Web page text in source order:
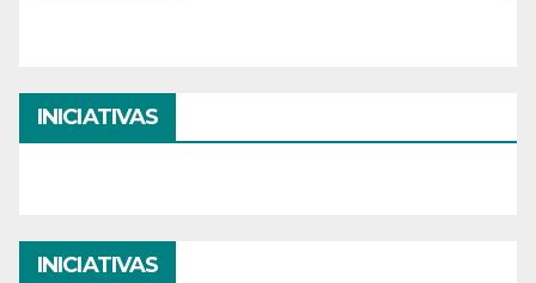
INICIATIVAS
INICIATIVAS